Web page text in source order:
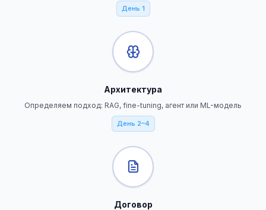
День 1
Архитектура
Определяем подход: RAG, fine-tuning, агент или ML-модель
День 2–4
Договор